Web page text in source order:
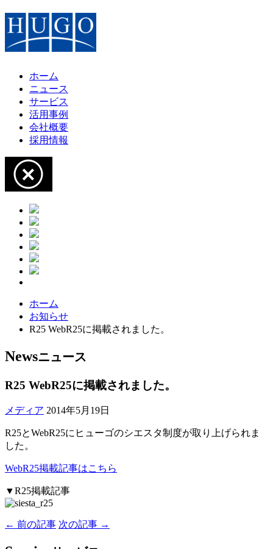
ホーム
ニュース
サービス
活用事例
会社概要
採用情報
ホーム
お知らせ
R25 WebR25に掲載されました。
Newsニュース
R25 WebR25に掲載されました。
メディア 2014年5月19日
R25とWebR25にヒューゴのシエスタ制度が取り上げられま
した。
WebR25掲載記事はこちら
▼R25掲載記事
← 前の記事 次の記事 →